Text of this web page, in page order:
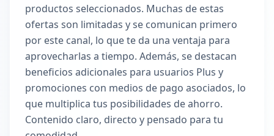
productos seleccionados. Muchas de estas
ofertas son limitadas y se comunican primero
por este canal, lo que te da una ventaja para
aprovecharlas a tiempo. Además, se destacan
beneficios adicionales para usuarios Plus y
promociones con medios de pago asociados, lo
que multiplica tus posibilidades de ahorro.
Contenido claro, directo y pensado para tu